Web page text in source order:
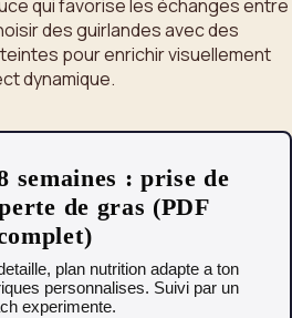
qui favorise les échanges entre
des guirlandes avec des
pour enrichir visuellement
dynamique.
semaines : prise de
de gras (PDF
plan nutrition adapte a ton
personnalises. Suivi par un
experimente.